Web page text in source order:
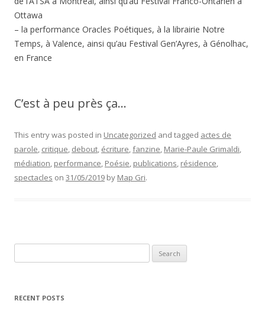
Ottawa
– la performance Oracles Poétiques, à la librairie Notre
Temps, à Valence, ainsi qu’au Festival Gen’Ayres, à Génolhac,
en France
C’est à peu près ça…
This entry was posted in Uncategorized and tagged actes de
parole, critique, debout, écriture,fanzine, Marie-Paule Grimaldi,
médiation, performance, Poésie, publications, résidence,
spectacles on 31/05/2019 by Map Gri.
for:
RECENT POSTS